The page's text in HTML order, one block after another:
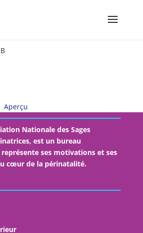
de vente 2025
Aperçu
Nationale des Sages
est un bureau
ses motivations et ses
cœur de la périnatalité.